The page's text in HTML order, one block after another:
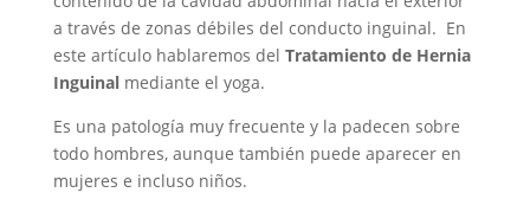
a través de zonas débiles del conducto inguinal. En
este artículo hablaremos del Tratamiento de Hernia
Inguinalmediante el yoga.
Es una patología muy frecuente y la padecen sobre
todo hombres, aunque también puede aparecer en
mujeres e incluso niños.